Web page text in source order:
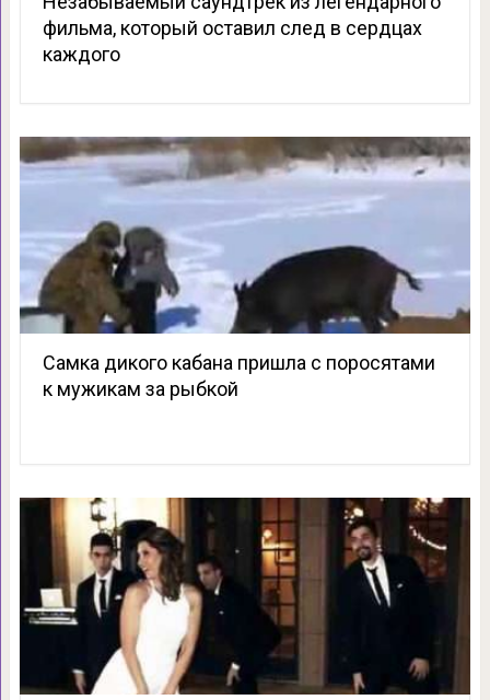
фильма, который оставил след в сердцах
каждого
Самка дикого кабана пришла с поросятами
к мужикам за рыбкой